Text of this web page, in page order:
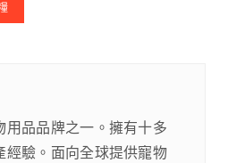
用品品牌之一。擁有十多
經驗。面向全球提供寵物